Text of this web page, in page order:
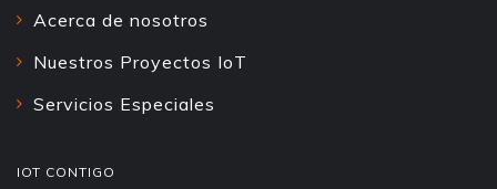
Acerca de nosotros
Nuestros Proyectos IoT
Servicios Especiales
IOT CONTIGO